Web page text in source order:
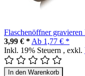
Flaschenöffner
3,99 € * Ab 1,77 € *
Inkl. 19% Steuern , exkl.
In den Warenkorb